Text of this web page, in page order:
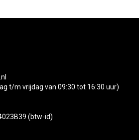
t/m vrijdag van 09:30 tot 16:30 uur)
(btw-id)